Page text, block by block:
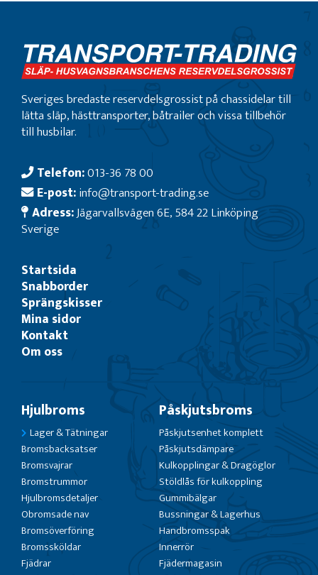
Sveriges bredaste reservdelsgrossist på chassidelar till
lätta släp, hästtransporter, båtrailer och vissa tillbehör
till husbilar.
Telefon:013-36 78 00
E-post:info@transport-trading.se
Adress:Jägarvallsvägen 6E, 584 22 Linköping
Sverige
Startsida
Snabborder
Sprängskisser
Mina sidor
Kontakt
Om oss
Hjulbroms
Lager & Tätningar
Bromsbacksatser
Bromsvajrar
Bromstrummor
Hjulbromsdetaljer
Obromsade nav
Bromsöverföring
Bromssköldar
Fjädrar
Påskjutsbroms
Påskjutsenhet komplett
Påskjutsdämpare
Kulkopplingar & Dragöglor
Stöldlås för kulkoppling
Gummibälgar
Bussningar & Lagerhus
Handbromsspak
Innerrör
Fjädermagasin